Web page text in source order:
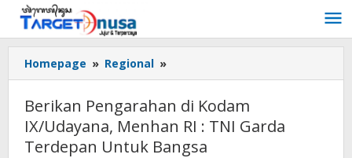
Lewati
konten
Homepage » Regional »
Pengarahan
Kodam
IX/Udayana,
Menhan
Berikan Pengarahan di Kodam
IX/Udayana, Menhan RI : TNI Garda
Terdepan Untuk Bangsa